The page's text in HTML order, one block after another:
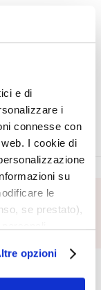
e di
i
connesse con
I cookie di
su
le
se prestato),
privacy
clicchi su
opzioni
FOOTER